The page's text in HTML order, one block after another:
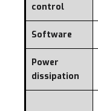
control
Software
Power
dissipation